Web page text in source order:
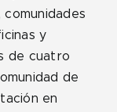
y
de cuatro
de
en